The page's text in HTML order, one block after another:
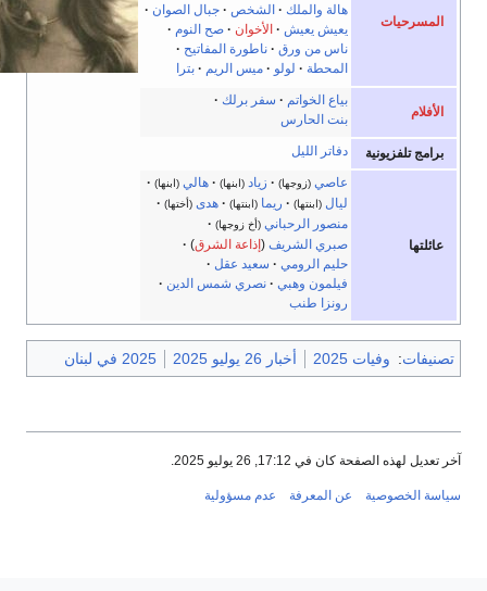
المسرحيات
هالة والملك
الشخص
جبال الصوان
يعيش يعيش
الأخوان
صح النوم
ناس من ورق
ناطورة المفاتيح
المحطة
لولو ميس الريم بترا
الأفلام
بياع الخواتم
سفر برلك
بنت الحارس
برامج تلفزيونية دفاتر الليل
عائلتها
عاصي (زوجها) زياد (ابنها) هالي (ابنها)
(ابنتها) ريما (ابنتها) هدى (أختها)
منصور الرحباني (أخ زوجها)
صبري الشريف( إذاعة الشرق)
حليم الرومي
سعيد عقل
فيلمون وهبي
نصري شمس الدين
رونزا طنب
تصنيفات: وفيات 2025 أخبار 26 يوليو 2025 2025 في لبنان
آخر تعديل لهذه الصفحة كان في 17:12, 26 يوليو 2025.
سياسة الخصوصية عن المعرفة عدم مسؤولية